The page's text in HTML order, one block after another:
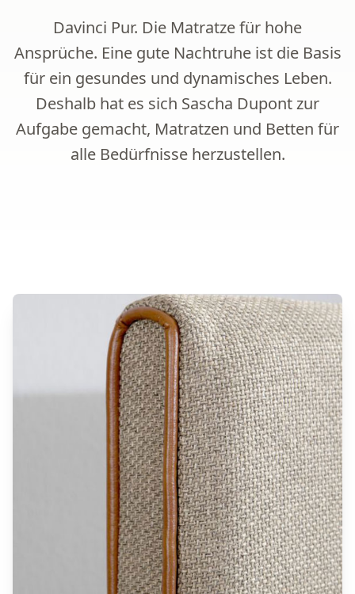
Davinci Pur. Die Matratze für hohe
Ansprüche. Eine gute Nachtruhe ist die Basis
für ein gesundes und dynamisches Leben.
Deshalb hat es sich Sascha Dupont zur
Aufgabe gemacht, Matratzen und Betten für
alle Bedürfnisse herzustellen.